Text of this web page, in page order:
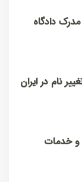
دادگاه
نام در ایران
و خدمات